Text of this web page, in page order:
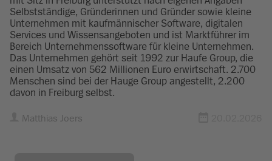
Selbstständige, Gründerinnen und Gründer sowie kleine
Unternehmen mit kaufmännischer Software, digitalen
Services und Wissensangeboten und ist Marktführer im
Bereich Unternehmenssoftware für kleine Unternehmen.
Das Unternehmen gehört seit 1992 zur Haufe Group, die
einen Umsatz von 562 Millionen Euro erwirtschaft. 2.700
Menschen sind bei der Hauge Group angestellt, 2.200
davon in Freiburg selbst.
Matthias Joers